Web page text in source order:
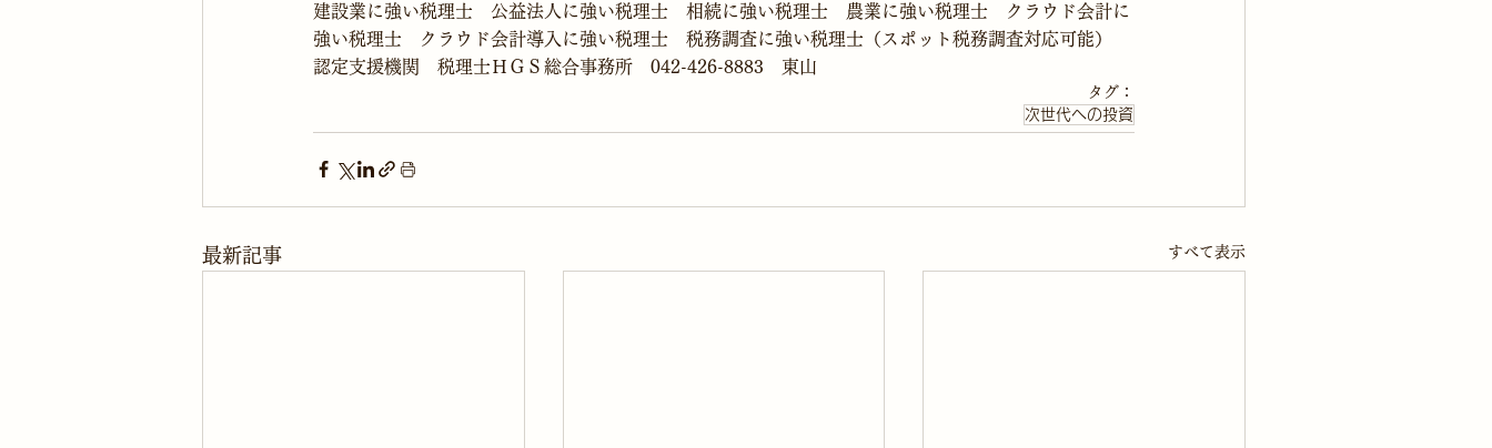
建設業に強い税理士　公益法人に強い税理士　相続に強い税理士　農業に強い税理士　クラウド会計に
強い税理士　クラウド会計導入に強い税理士　税務調査に強い税理士（スポット税務調査対応可能）
認定支援機関　税理士ＨＧＳ総合事務所　042-426-8883　東山
タグ：
次世代への投資
最新記事 すべて表示